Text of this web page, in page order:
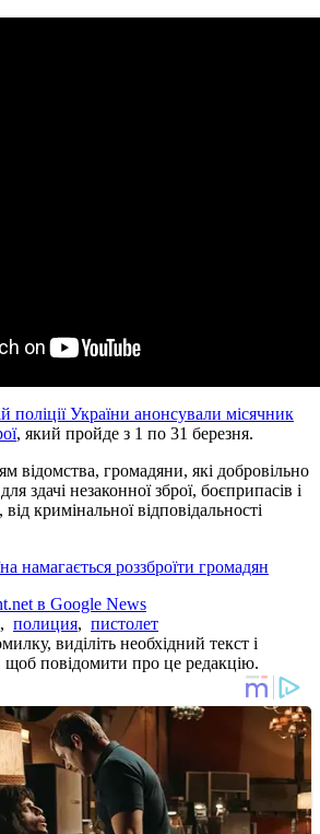
поліції України анонсували місячник
, який пройде з 1 по 31 березня.
відомства, громадяни, які добровільно
здачі незаконної зброї, боєприпасів і
кримінальної відповідальності
намагається роззброїти громадян
в Google News
, полиция, пистолет
виділіть необхідний текст і
щоб повідомити про це редакцію.